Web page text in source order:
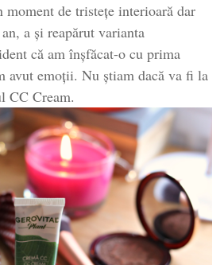
moment de tristețe interioară dar
a și reapărut varianta
că am înșfăcat-o cu prima
avut emoții. Nu știam dacă va fi la
CC Cream.